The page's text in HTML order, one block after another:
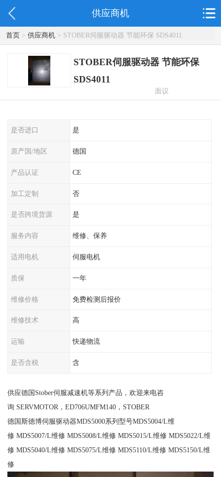
供应商机
首页> 供应商机> STOBER伺服驱动器 节能环保 SDS4011
STOBER伺服驱动器 节能环保
SDS4011
面议
是否进口 是
原产国/地区 德国
产品认证 CE
加工定制 否
是否跨境货源 是
服务内容 维修、保养
适用电机 伺服电机
质保 一年
维修价格 免费检测后报价
维修技术 高
运输 快递物流
是否含税 含
供应德国Stober伺服减速机等系列产品，欢迎来电咨
询 SERVMOTOR，ED706UMFM140，STOBER
德国斯德博伺服驱动器MDS5000系列型号MDS5004/L维
修 MDS5007/L维修 MDS5008/L维修 MDS5015/L维修 MDS5022/L维
修 MDS5040/L维修 MDS5075/L维修 MDS5110/L维修 MDS5150/L维
修